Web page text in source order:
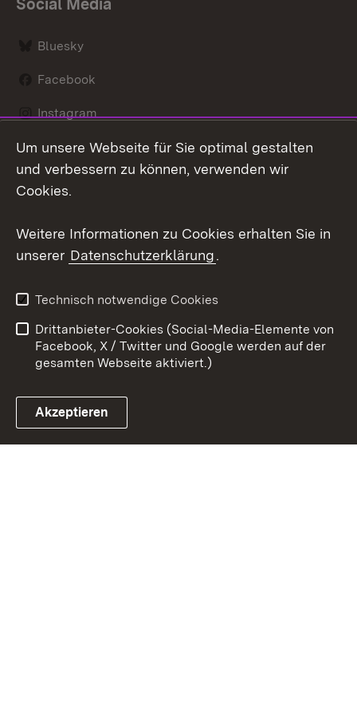
Social Media
Bluesky
Facebook
Instagram
LinkedIn
Link zum Landesportal
Datenschutz
Barrierefreiheit
Impressum
Cookies
Um unsere Webseite für Sie optimal gestalten
und verbessern zu können, verwenden wir
Cookies.
Weitere Informationen zu Cookies erhalten Sie in
unserer Datenschutzerklärung.
Technisch notwendige Cookies
Drittanbieter-Cookies (Social-Media-Elemente von
Facebook, X / Twitter und Google werden auf der
gesamten Webseite aktiviert.)
Akzeptieren